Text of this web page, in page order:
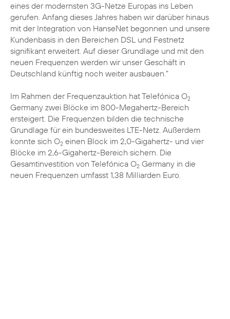
eines der modernsten 3G-Netze Europas ins Leben
gerufen. Anfang dieses Jahres haben wir darüber hinaus
mit der Integration von HanseNet begonnen und unsere
Kundenbasis in den Bereichen DSL und Festnetz
signifikant erweitert. Auf dieser Grundlage und mit den
neuen Frequenzen werden wir unser Geschäft in
Deutschland künftig noch weiter ausbauen."
Im Rahmen der Frequenzauktion hat Telefónica O2
Germany zwei Blöcke im 800-Megahertz-Bereich
ersteigert. Die Frequenzen bilden die technische
Grundlage für ein bundesweites LTE-Netz. Außerdem
konnte sich O2 einen Block im 2,0-Gigahertz- und vier
Blöcke im 2,6-Gigahertz-Bereich sichern. Die
Gesamtinvestition von Telefónica O2 Germany in die
neuen Frequenzen umfasst 1,38 Milliarden Euro.